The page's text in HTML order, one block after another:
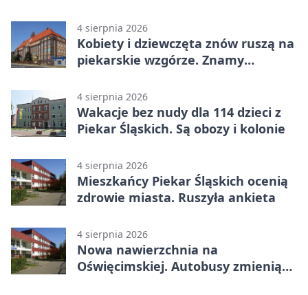
4 sierpnia 2026
Kobiety i dziewczęta znów ruszą na
piekarskie wzgórze. Znamy
4 sierpnia 2026
Wakacje bez nudy dla 114 dzieci z
Piekar Śląskich. Są obozy i kolonie
4 sierpnia 2026
Mieszkańcy Piekar Śląskich ocenią
zdrowie miasta. Ruszyła ankieta
4 sierpnia 2026
Nowa nawierzchnia na
Oświęcimskiej. Autobusy zmienią